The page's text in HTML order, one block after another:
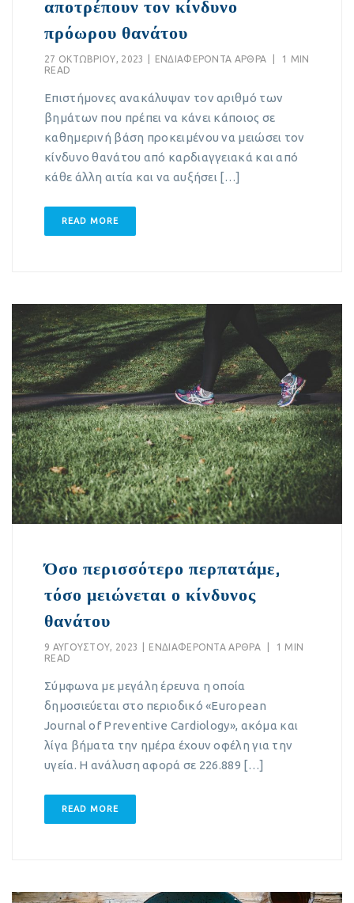
αποτρέπουν τον κίνδυνο
πρόωρου θανάτου
27 ΟΚΤΩΒΡΊΟΥ, 2023 EΝΔΙΑΦΈΡΟΝΤΑ ΆΡΘΡΑ
1 MIN
READ
Επιστήμονες ανακάλυψαν τον αριθμό των
βημάτων που πρέπει να κάνει κάποιος σε
καθημερινή βάση προκειμένου να μειώσει τον
κίνδυνο θανάτου από καρδιαγγειακά και από
κάθε άλλη αιτία και να αυξήσει […]
READ MORE
Όσο περισσότερο περπατάμε,
τόσο μειώνεται ο κίνδυνος
θανάτου
9 ΑΥΓΟΎΣΤΟΥ, 2023 EΝΔΙΑΦΈΡΟΝΤΑ ΆΡΘΡΑ
1 MIN
READ
Σύμφωνα με μεγάλη έρευνα η οποία
δημοσιεύεται στο περιοδικό «European
Journal of Preventive Cardiology», ακόμα και
λίγα βήματα την ημέρα έχουν οφέλη για την
υγεία. Η ανάλυση αφορά σε 226.889 […]
READ MORE